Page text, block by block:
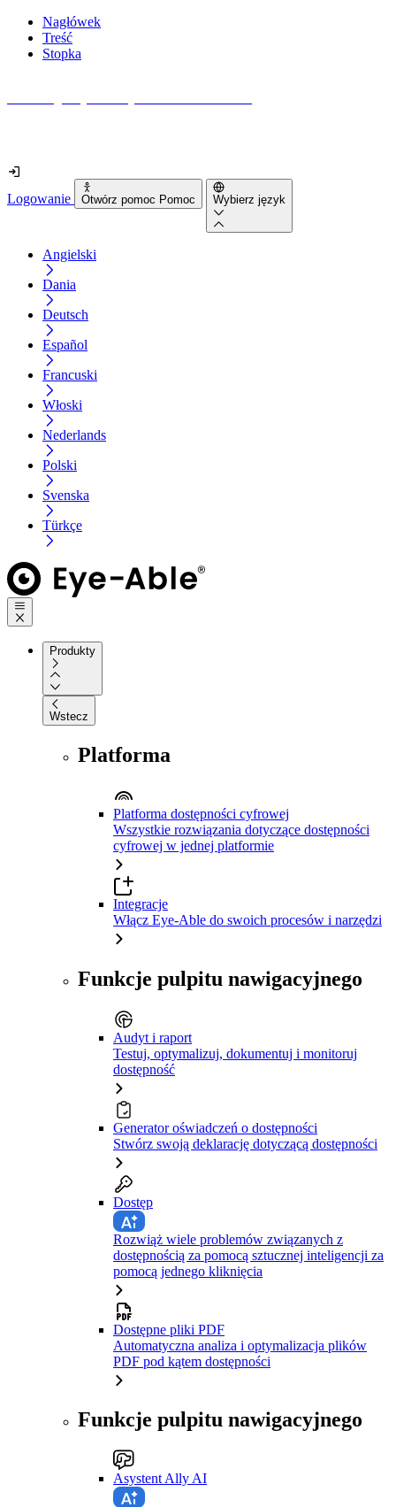
Nagłówek
Treść
Stopka
Logowanie Otwórz pomoc Pomoc Wybierz język
Angielski
Dania
Deutsch
Español
Francuski
Włoski
Nederlands
Polski
Svenska
Türkçe
Produkty
Wstecz
Platforma
Platforma dostępności cyfrowej
Wszystkie rozwiązania dotyczące dostępności
cyfrowej w jednej platformie
Integracje
Włącz Eye-Able do swoich procesów i narzędzi
Funkcje pulpitu nawigacyjnego
Audyt i raport
Testuj, optymalizuj, dokumentuj i monitoruj
dostępność
Generator oświadczeń o dostępności
Stwórz swoją deklarację dotyczącą dostępności
Dostęp
Rozwiąż wiele problemów związanych z
dostępnością za pomocą sztucznej inteligencji za
pomocą jednego kliknięcia
Dostępne pliki PDF
Automatyczna analiza i optymalizacja plików
PDF pod kątem dostępności
Funkcje pulpitu nawigacyjnego
Asystent Ally AI